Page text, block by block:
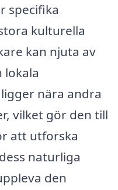
specifika
kulturella
kan njuta av
lokala
nära andra
vilket gör den till
att utforska
naturliga
den